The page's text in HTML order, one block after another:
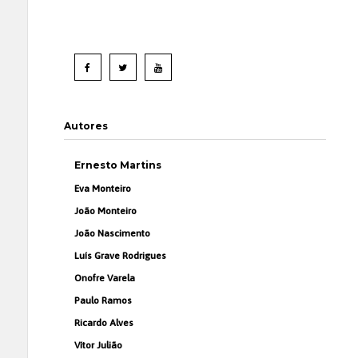
Autores
Ernesto Martins
Eva Monteiro
João Monteiro
João Nascimento
Luís Grave Rodrigues
Onofre Varela
Paulo Ramos
Ricardo Alves
Vítor Julião